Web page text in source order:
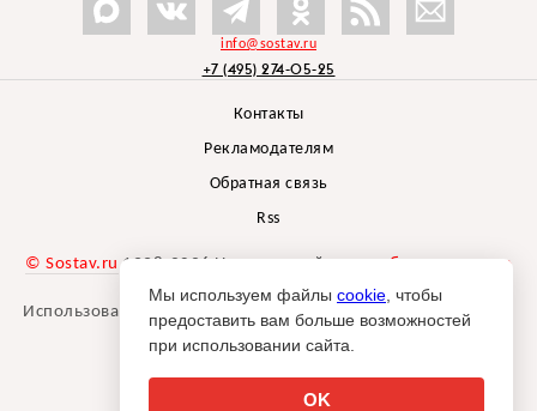
info@sostav.ru
+7 (495) 274-05-25
Контакты
Рекламодателям
Обратная связь
Rss
© Sostav.ru 1998-2026 Независимый проектбрендингового
агентства Depot
Использование материалов Sostav.ru допустимо только при
указании источника.
Мы используем файлы cookie , чтобы
предоставить вам больше возможностей
при использовании сайта.
OK